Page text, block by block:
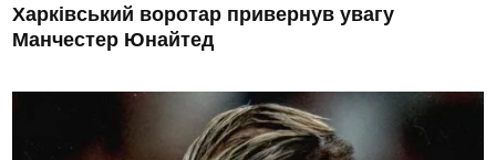
Харківський воротар привернув увагу
Манчестер Юнайтед